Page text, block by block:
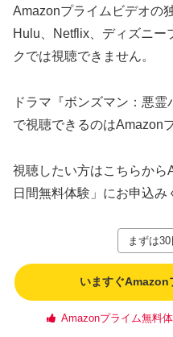
Amazonプライムビデオの
Hulu、Netflix、ディズニー
クでは視聴できません。
ドラマ『ボンズマン：悪
で視聴できるのはAmazon
視聴したい方はこちらか
日間無料体験」にお申込み
まずは
いますぐAmazon
Amazonプライム無料